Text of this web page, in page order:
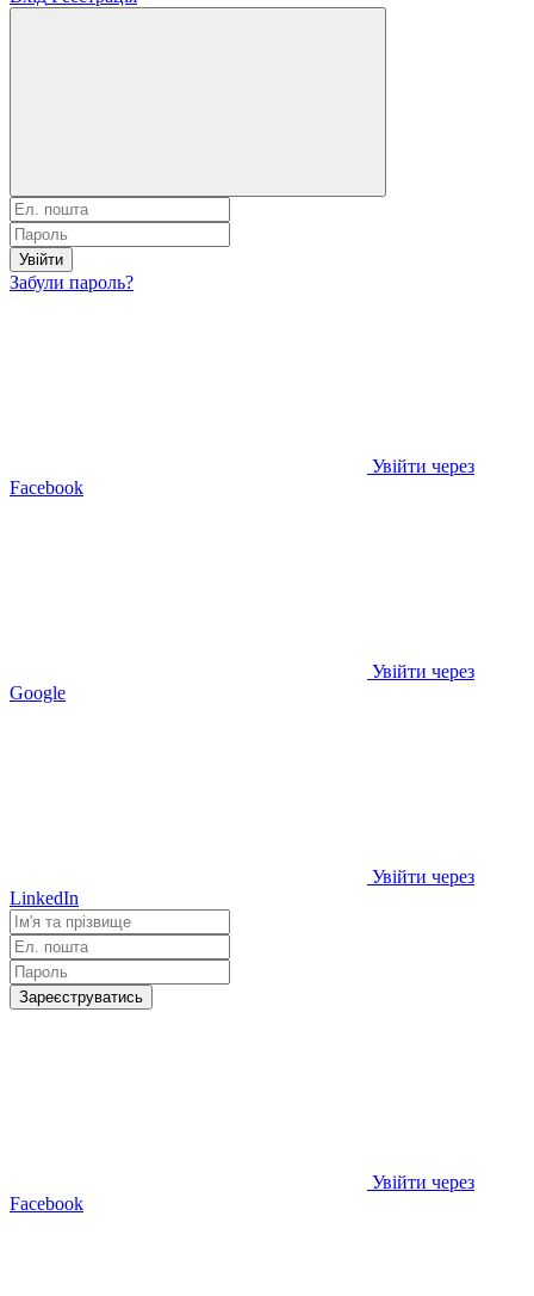
Увійти
Забули пароль?
Увійти через
Facebook
Увійти через
Google
Увійти через
LinkedIn
Зареєструватись
Увійти через
Facebook